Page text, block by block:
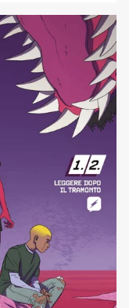
ha riportato in